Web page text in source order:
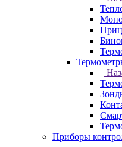
Приборы